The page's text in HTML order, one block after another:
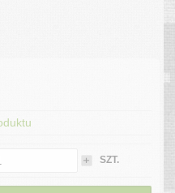
SZT.